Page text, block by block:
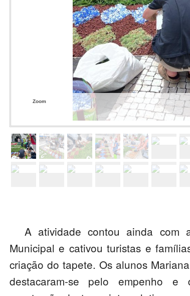
Zoom
A atividade contou ainda com
Municipal e cativou turistas e
criação do tapete. Os alunos
destacaram-se pelo empenho e